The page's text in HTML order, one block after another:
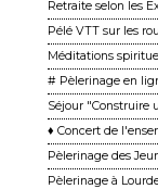
Retraite selon les
Pélé VTT sur les
Méditations
# Pèlerinage en
Séjour "Construire
♦ Concert de
Pèlerinage des
Pèlerinage à